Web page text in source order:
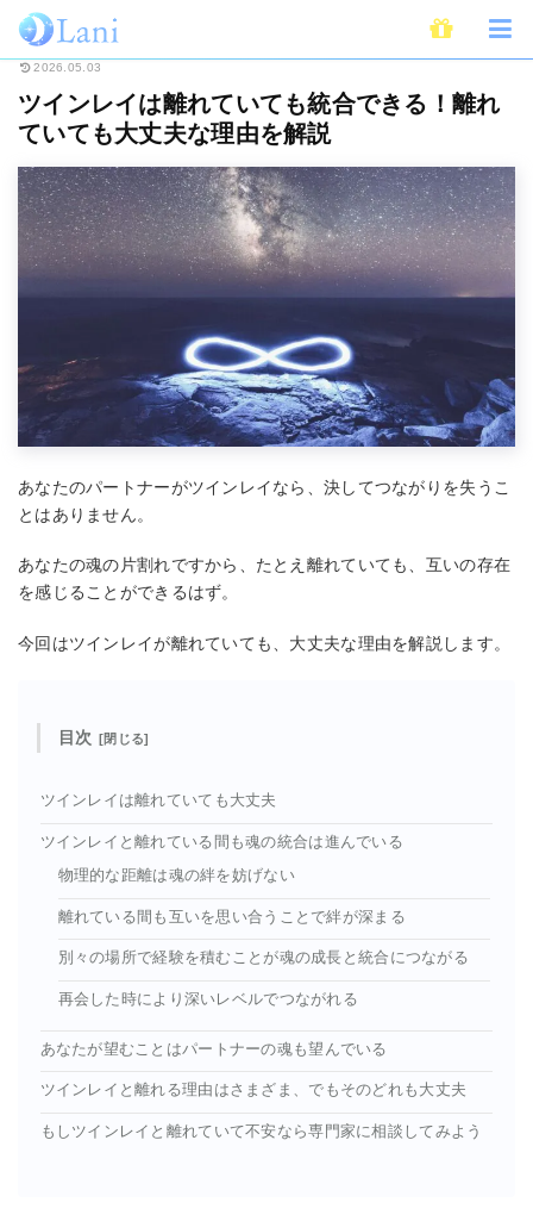
ホーム スピリチュアル ツインレイは離れていても統合でき
2026.05.03
ツインレイは離れていても統合できる！離れ
ていても大丈夫な理由を解説
あなたのパートナーがツインレイなら、決してつながりを失うこ
とはありません。
あなたの魂の片割れですから、たとえ離れていても、互いの存在
を感じることができるはず。
今回はツインレイが離れていても、大丈夫な理由を解説します。
目次
ツインレイは離れていても大丈夫
ツインレイと離れている間も魂の統合は進んでいる
物理的な距離は魂の絆を妨げない
離れている間も互いを思い合うことで絆が深まる
別々の場所で経験を積むことが魂の成長と統合につながる
再会した時により深いレベルでつながれる
あなたが望むことはパートナーの魂も望んでいる
ツインレイと離れる理由はさまざま、でもそのどれも大丈夫
もしツインレイと離れていて不安なら専門家に相談してみよう